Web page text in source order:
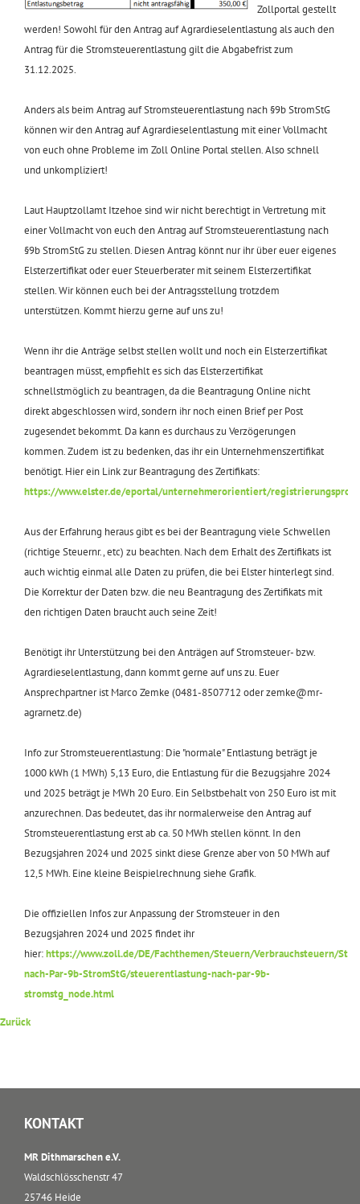
Zollportal gestellt
werden! Sowohl für den Antrag auf Agrardieselentlastung als auch den
Antrag für die Stromsteuerentlastung gilt die Abgabefrist zum
31.12.2025.
Anders als beim Antrag auf Stromsteuerentlastung nach §9b StromStG
können wir den Antrag auf Agrardieselentlastung mit einer Vollmacht
von euch ohne Probleme im Zoll Online Portal stellen. Also schnell
und unkompliziert!
Laut Hauptzollamt Itzehoe sind wir nicht berechtigt in Vertretung mit
einer Vollmacht von euch den Antrag auf Stromsteuerentlastung nach
§9b StromStG zu stellen. Diesen Antrag könnt nur ihr über euer eigenes
Elsterzertifikat oder euer Steuerberater mit seinem Elsterzertifikat
stellen. Wir können euch bei der Antragsstellung trotzdem
unterstützen. Kommt hierzu gerne auf uns zu!
Wenn ihr die Anträge selbst stellen wollt und noch ein Elsterzertifikat
beantragen müsst, empfiehlt es sich das Elsterzertifikat
schnellstmöglich zu beantragen, da die Beantragung Online nicht
direkt abgeschlossen wird, sondern ihr noch einen Brief per Post
zugesendet bekommt. Da kann es durchaus zu Verzögerungen
kommen. Zudem ist zu bedenken, das ihr ein Unternehmenszertifikat
benötigt. Hier ein Link zur Beantragung des Zertifikats:
https://www.elster.de/eportal/unternehmerorientiert/
Aus der Erfahrung heraus gibt es bei der Beantragung viele Schwellen
(richtige Steuernr., etc) zu beachten. Nach dem Erhalt des Zertifikats ist
auch wichtig einmal alle Daten zu prüfen, die bei Elster hinterlegt sind.
Die Korrektur der Daten bzw. die neu Beantragung des Zertifikats mit
den richtigen Daten braucht auch seine Zeit!
Benötigt ihr Unterstützung bei den Anträgen auf Stromsteuer- bzw.
Agrardieselentlastung, dann kommt gerne auf uns zu. Euer
Ansprechpartner ist Marco Zemke (0481-8507712 oder zemke@mr-
agrarnetz.de)
Info zur Stromsteuerentlastung: Die "normale" Entlastung beträgt je
1000 kWh (1 MWh) 5,13 Euro, die Entlastung für die Bezugsjahre 2024
und 2025 beträgt je MWh 20 Euro. Ein Selbstbehalt von 250 Euro ist mit
anzurechnen. Das bedeutet, das ihr normalerweise den Antrag auf
Stromsteuerentlastung erst ab ca. 50 MWh stellen könnt. In den
Bezugsjahren 2024 und 2025 sinkt diese Grenze aber von 50 MWh auf
12,5 MWh. Eine kleine Beispielrechnung siehe Grafik.
Die offiziellen Infos zur Anpassung der Stromsteuer in den
Bezugsjahren 2024 und 2025 findet ihr
hier:https://www.zoll.de/DE/Fachthemen/Steuern/Verbrauchsteuern/
nach-Par-9b-StromStG/steuerentlastung-nach-par-9b-
stromstg_node.html
Zurück
KONTAKT
MR Dithmarschen e.V.
Waldschlösschenstr 47
25746 Heide